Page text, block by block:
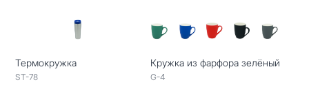
Термокружка
ST-78
Кружка из фарфора зелёный
G-4